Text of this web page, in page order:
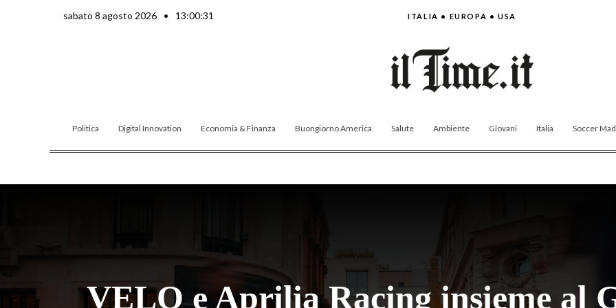
sabato 8 agosto 2026 • 13:00:32 ITALIA • EUROPA • USA
Politica Digital Innovation Economia & Finanza Buongiorno America Salute Ambiente Giovani Italia Soccer
VELO e Aprilia Racing insieme al